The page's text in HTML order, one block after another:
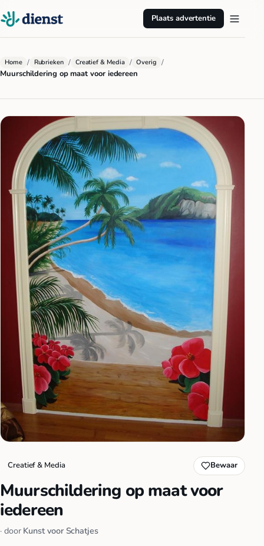
Plaats advertentie
Home / Rubrieken / Creatief & Media / Overig /
Muurschildering op maat voor iedereen
Creatief & Media Bewaar
Muurschildering op maat voor
iedereen
· door Kunst voor Schatjes